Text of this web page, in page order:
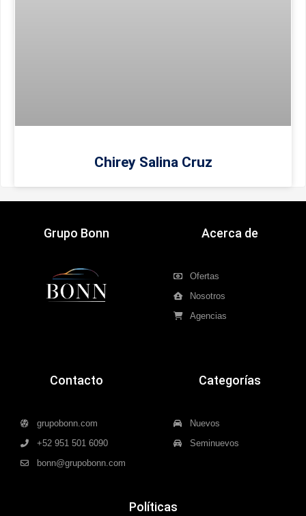
Chirey Salina Cruz
Grupo Bonn Acerca de
Ofertas
Nosotros
Agencias
Contacto
grupobonn.com
+52 951 501 6090
bonn@grupobonn.com
Categorías
Nuevos
Seminuevos
Políticas